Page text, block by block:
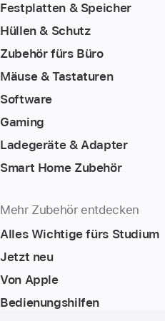
Festplatten & Speicher
Hüllen & Schutz
Zubehör fürs Büro
Mäuse & Tastaturen
Software
Gaming
Ladegeräte & Adapter
Smart Home Zubehör
Mehr Zubehör entdecken
Alles Wichtige fürs Studium
Jetzt neu
Von Apple
Bedienungshilfen